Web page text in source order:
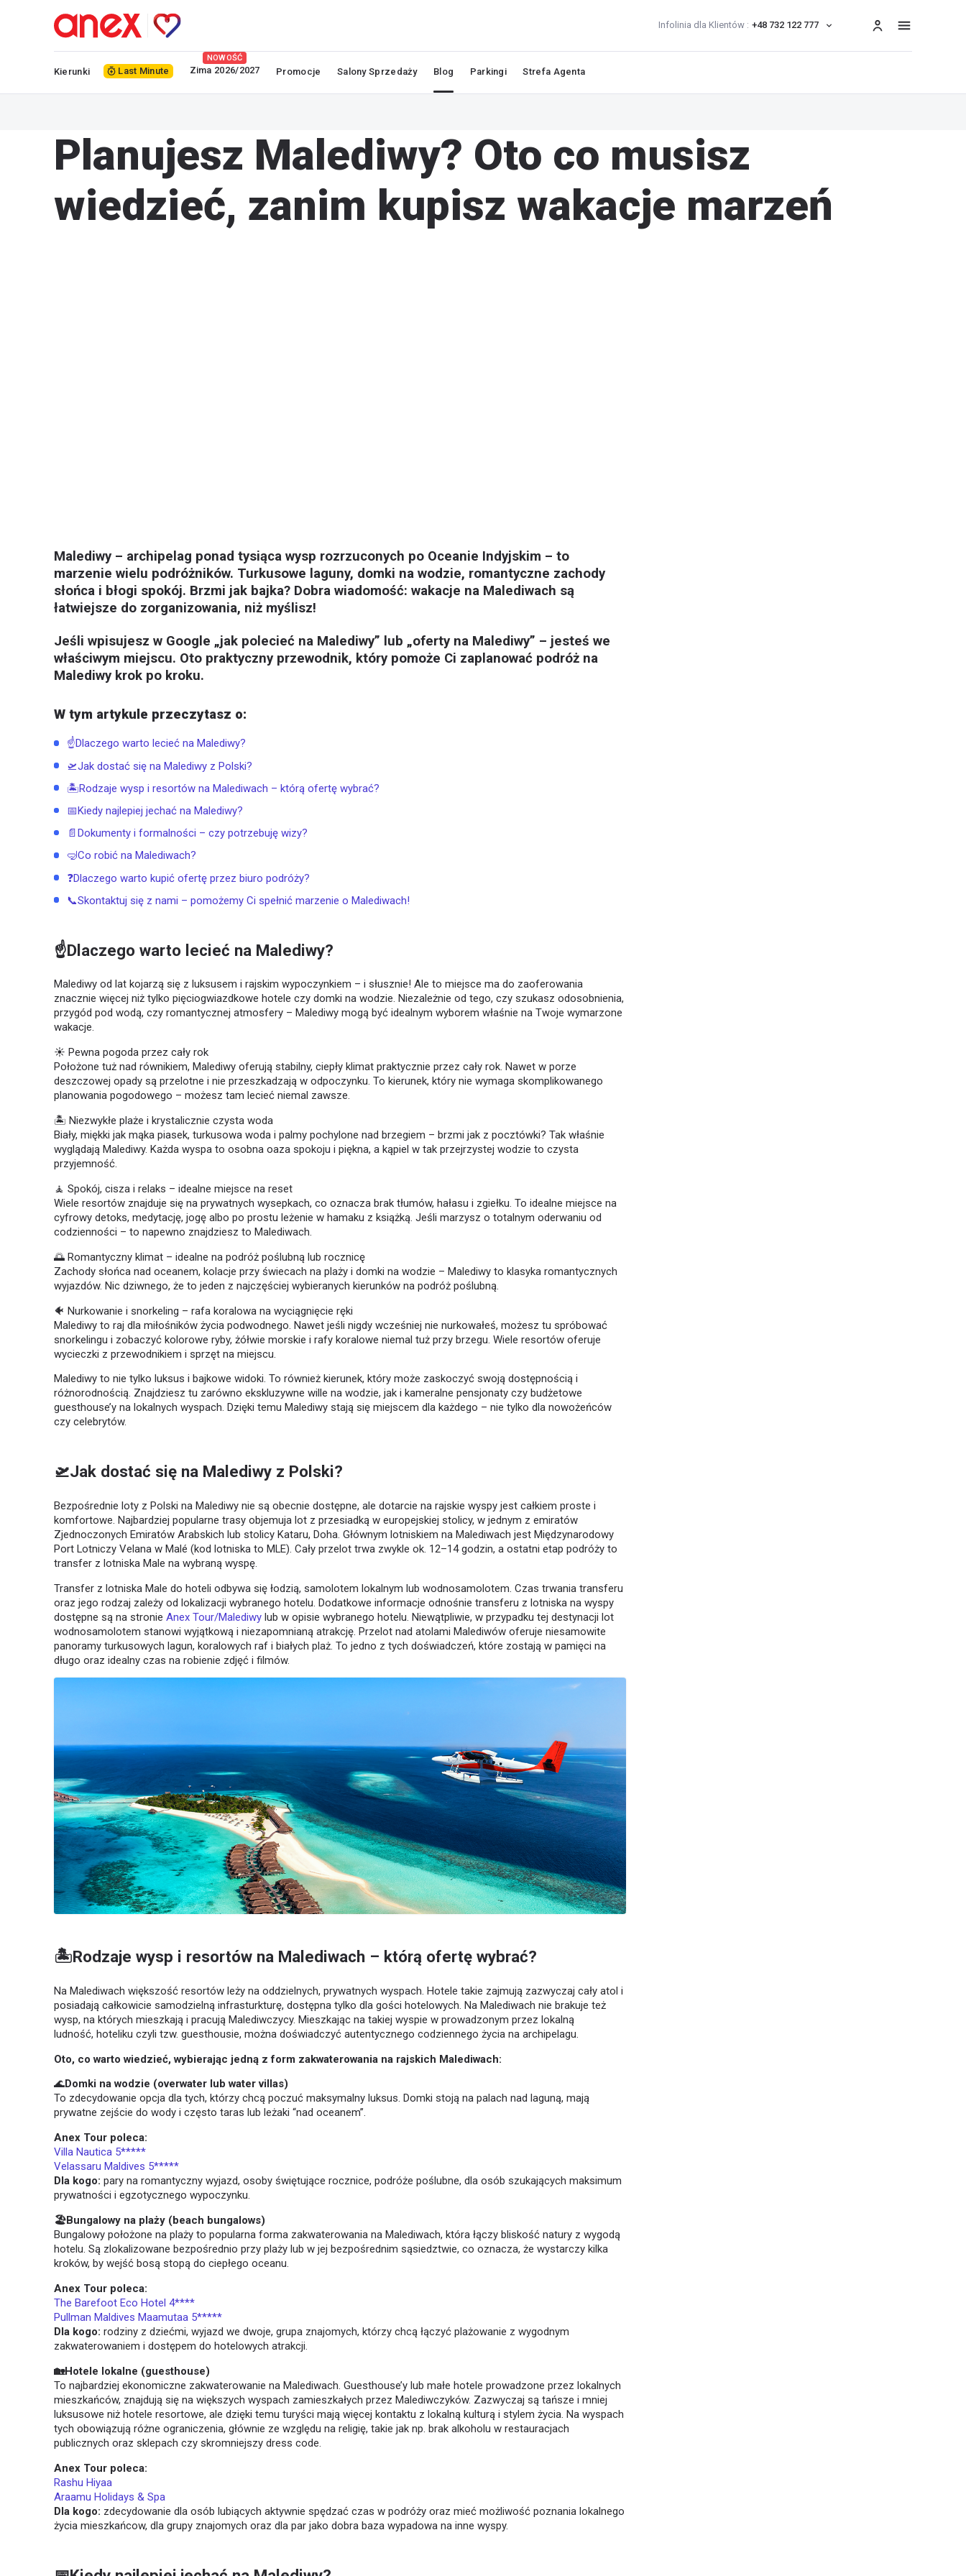
Infolinia dla Klientów : +48 732 122 777 menu
Kierunki Last Minute Zima 2026/2027
NOWOŚĆ
Promocje Salony Sprzedaży Blog Parkingi Strefa Agenta
Planujesz Malediwy? Oto co musisz
wiedzieć, zanim kupisz wakacje marzeń
Malediwy – archipelag ponad tysiąca wysp rozrzuconych po Oceanie Indyjskim – to
marzenie wielu podróżników. Turkusowe laguny, domki na wodzie, romantyczne zachody
słońca i błogi spokój. Brzmi jak bajka? Dobra wiadomość: wakacje na Malediwach są
łatwiejsze do zorganizowania, niż myślisz!
Jeśli wpisujesz w Google „jak polecieć na Malediwy” lub „oferty na Malediwy” – jesteś we
właściwym miejscu. Oto praktyczny przewodnik, który pomoże Ci zaplanować podróż na
Malediwy krok po kroku.
W tym artykule przeczytasz o:
☝️Dlaczego warto lecieć na Malediwy?
🛫Jak dostać się na Malediwy z Polski?
🏝️Rodzaje wysp i resortów na Malediwach – którą ofertę wybrać?
📅Kiedy najlepiej jechać na Malediwy?
📄Dokumenty i formalności – czy potrzebuję wizy?
🤿Co robić na Malediwach?
❓Dlaczego warto kupić ofertę przez biuro podróży?
📞Skontaktuj się z nami – pomożemy Ci spełnić marzenie o Malediwach!
☝️Dlaczego warto lecieć na Malediwy?
Malediwy od lat kojarzą się z luksusem i rajskim wypoczynkiem – i słusznie! Ale to miejsce ma do zaoferowania
znacznie więcej niż tylko pięciogwiazdkowe hotele czy domki na wodzie. Niezależnie od tego, czy szukasz odosobnienia,
przygód pod wodą, czy romantycznej atmosfery – Malediwy mogą być idealnym wyborem właśnie na Twoje wymarzone
wakacje.
☀️ Pewna pogoda przez cały rok
Położone tuż nad równikiem, Malediwy oferują stabilny, ciepły klimat praktycznie przez cały rok. Nawet w porze
deszczowej opady są przelotne i nie przeszkadzają w odpoczynku. To kierunek, który nie wymaga skomplikowanego
planowania pogodowego – możesz tam lecieć niemal zawsze.
🏝️ Niezwykłe plaże i krystalicznie czysta woda
Biały, miękki jak mąka piasek, turkusowa woda i palmy pochylone nad brzegiem – brzmi jak z pocztówki? Tak właśnie
wyglądają Malediwy. Każda wyspa to osobna oaza spokoju i piękna, a kąpiel w tak przejrzystej wodzie to czysta
przyjemność.
🧘 Spokój, cisza i relaks – idealne miejsce na reset
Wiele resortów znajduje się na prywatnych wysepkach, co oznacza brak tłumów, hałasu i zgiełku. To idealne miejsce na
cyfrowy detoks, medytację, jogę albo po prostu leżenie w hamaku z książką. Jeśli marzysz o totalnym oderwaniu od
codzienności – to napewno znajdziesz to Malediwach.
🌅 Romantyczny klimat – idealne na podróż poślubną lub rocznicę
Zachody słońca nad oceanem, kolacje przy świecach na plaży i domki na wodzie – Malediwy to klasyka romantycznych
wyjazdów. Nic dziwnego, że to jeden z najczęściej wybieranych kierunków na podróż poślubną.
🐠 Nurkowanie i snorkeling – rafa koralowa na wyciągnięcie ręki
Malediwy to raj dla miłośników życia podwodnego. Nawet jeśli nigdy wcześniej nie nurkowałeś, możesz tu spróbować
snorkelingu i zobaczyć kolorowe ryby, żółwie morskie i rafy koralowe niemal tuż przy brzegu. Wiele resortów oferuje
wycieczki z przewodnikiem i sprzęt na miejscu.
Malediwy to nie tylko luksus i bajkowe widoki. To również kierunek, który może zaskoczyć swoją dostępnością i
różnorodnością. Znajdziesz tu zarówno ekskluzywne wille na wodzie, jak i kameralne pensjonaty czy budżetowe
guesthouse’y na lokalnych wyspach. Dzięki temu Malediwy stają się miejscem dla każdego – nie tylko dla nowożeńców
czy celebrytów.
🛫Jak dostać się na Malediwy z Polski?
Bezpośrednie loty z Polski na Malediwy nie są obecnie dostępne, ale dotarcie na rajskie wyspy jest całkiem proste i
komfortowe. Najbardziej popularne trasy objemuja lot z przesiadką w europejskiej stolicy, w jednym z emiratów
Zjednoczonych Emiratów Arabskich lub stolicy Kataru, Doha. Głównym lotniskiem na Malediwach jest Międzynarodowy
Port Lotniczy Velana w Malé (kod lotniska to MLE). Cały przelot trwa zwykle ok. 12–14 godzin, a ostatni etap podróży to
transfer z lotniska Male na wybraną wyspę.
Transfer z lotniska Male do hoteli odbywa się łodzią, samolotem lokalnym lub wodnosamolotem. Czas trwania transferu
oraz jego rodzaj zależy od lokalizacji wybranego hotelu. Dodatkowe informacje odnośnie transferu z lotniska na wyspy
dostępne są na stronie Anex Tour/Malediwylub w opisie wybranego hotelu. Niewątpliwie, w przypadku tej destynacji lot
wodnosamolotem stanowi wyjątkową i niezapomnianą atrakcję. Przelot nad atolami Malediwów oferuje niesamowite
panoramy turkusowych lagun, koralowych raf i białych plaż. To jedno z tych doświadczeń, które zostają w pamięci na
długo oraz idealny czas na robienie zdjęć i filmów.
🏝️Rodzaje wysp i resortów na Malediwach – którą ofertę wybrać?
Na Malediwach większość resortów leży na oddzielnych, prywatnych wyspach. Hotele takie zajmują zazwyczaj cały atol i
posiadają całkowicie samodzielną infrasturkturę, dostępna tylko dla gości hotelowych. Na Malediwach nie brakuje też
wysp, na których mieszkają i pracują Malediwczycy. Mieszkając na takiej wyspie w prowadzonym przez lokalną
ludność, hoteliku czyli tzw. guesthousie, można doświadczyć autentycznego codziennego życia na archipelagu.
Oto, co warto wiedzieć, wybierając jedną z form zakwaterowania na rajskich Malediwach:
🌊Domki na wodzie (overwater lub water villas)
To zdecydowanie opcja dla tych, którzy chcą poczuć maksymalny luksus. Domki stoją na palach nad laguną, mają
prywatne zejście do wody i często taras lub leżaki “nad oceanem”.
Anex Tour poleca:
Villa Nautica 5*****
Velassaru Maldives 5*****
Dla kogo: pary na romantyczny wyjazd, osoby świętujące rocznice, podróże poślubne, dla osób szukających maksimum
prywatności i egzotycznego wypoczynku.
🏖️Bungalowy na plaży (beach bungalows)
Bungalowy położone na plaży to popularna forma zakwaterowania na Malediwach, która łączy bliskość natury z wygodą
hotelu. Są zlokalizowane bezpośrednio przy plaży lub w jej bezpośrednim sąsiedztwie, co oznacza, że wystarczy kilka
kroków, by wejść bosą stopą do ciepłego oceanu.
Anex Tour poleca:
The Barefoot Eco Hotel 4****
Pullman Maldives Maamutaa 5*****
Dla kogo: rodziny z dziećmi, wyjazd we dwoje, grupa znajomych, którzy chcą łączyć plażowanie z wygodnym
zakwaterowaniem i dostępem do hotelowych atrakcji.
🏡Hotele lokalne (guesthouse)
To najbardziej ekonomiczne zakwaterowanie na Malediwach. Guesthouse’y lub małe hotele prowadzone przez lokalnych
mieszkańców, znajdują się na większych wyspach zamieszkałych przez Malediwczyków. Zazwyczaj są tańsze i mniej
luksusowe niż hotele resortowe, ale dzięki temu turyści mają więcej kontaktu z lokalną kulturą i stylem życia. Na wyspach
tych obowiązują różne ograniczenia, głównie ze względu na religię, takie jak np. brak alkoholu w restauracjach
publicznych oraz sklepach czy skromniejszy dress code.
Anex Tour poleca:
Rashu Hiyaa
Araamu Holidays & Spa
Dla kogo: zdecydowanie dla osób lubiących aktywnie spędzać czas w podróży oraz mieć możliwość poznania lokalnego
życia mieszkańcow, dla grupy znajomych oraz dla par jako dobra baza wypadowa na inne wyspy.